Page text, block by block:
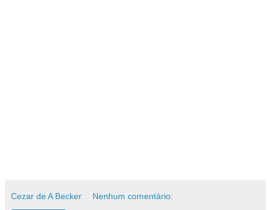
Cezar de A Becker Nenhum comentário: